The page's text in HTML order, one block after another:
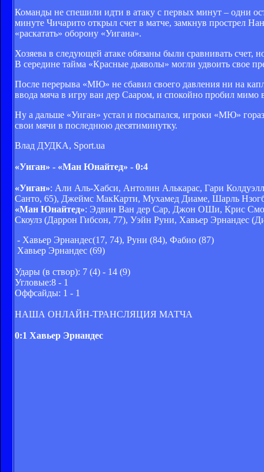
Команды не спешили идти в атаку с первых минут – одни
минуте Чичарито открыл счет в матче, замкнув прострел
«раскатать» оборону «Уигана».
Хозяева в следующей атаке обязаны были сравнивать счет,
В середине тайма «Красные дьяволы» могли удвоить свое
После перерыва «МЮ» не сбавил своего давления ни на
ввода мяча в игру ван дер Сааром, и спокойно пробил мимо
Ну а дальше «Уиган» устал и посыпался, игроки «МЮ»
свои мячи в последнюю десятиминутку.
Влад ДУДКА, Sport.ua
«Уиган» - «Ман Юнайтед» - 0:4
«Уиган»: Али Аль-Хабси, Антолин Алькарас, Гари
Санто, 65), Джеймс МакКарти, Мухамед Диаме, Шарль
«Ман Юнайтед»: Эдвин Ван дер Сар, Джон ОШи, Крис
Скоулз (Даррон Гибсон, 77), Уэйн Руни, Хавьер Эрнандес
- Хавьер Эрнандес(17, 74), Руни (84), Фабио (87)
Хавьер Эрнандес (69)
Удары (в створ): 7 (4) - 14 (9)
Угловые:8 - 1
Оффсайды: 1 - 1
НАША ОНЛАЙН-ТРАНСЛЯЦИЯ МАТЧА
0:1 Хавьер Эрнандес